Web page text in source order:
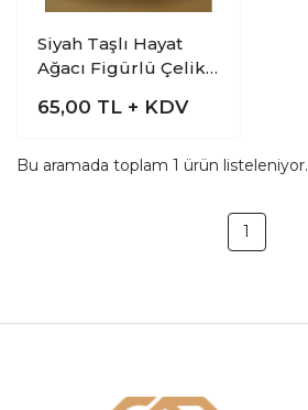
Siyah Taşlı Hayat
Ağacı Figürlü Çelik
65,00 TL + KDV
Bu aramada toplam 1 ürün listeleniyor.
1